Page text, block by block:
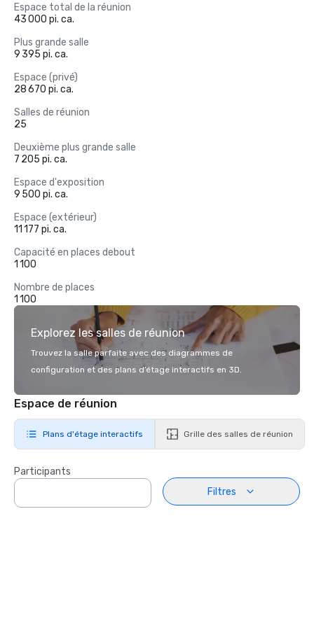
Espace total de la réunion
43 000 pi. ca.
Plus grande salle
9 395 pi. ca.
Espace (privé)
28 670 pi. ca.
Salles de réunion
25
Deuxième plus grande salle
7 205 pi. ca.
Espace d'exposition
9 500 pi. ca.
Espace (extérieur)
11 177 pi. ca.
Capacité en places debout
1 100
Nombre de places
1 100
Explorez les salles de réunion
Trouvez la salle parfaite avec des diagrammes de
configuration et des plans d’étage interactifs en 3D.
Espace de réunion
Plans d'étage interactifs Grille des salles de réunion
Participants
Filtres